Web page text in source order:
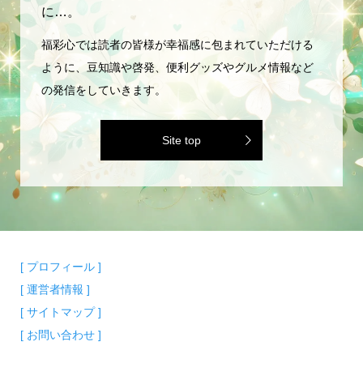
に…。
福彩心では読者の皆様が幸福感に包まれていただける
ように、豆知識や啓発、便利グッズやグルメ情報など
の発信をしていきます。
Site top
[ プロフィール ]
[ 運営者情報 ]
[ サイトマップ ]
[ お問い合わせ ]